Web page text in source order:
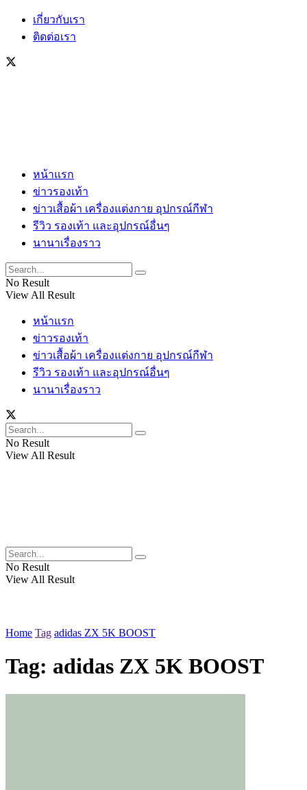
เกี่ยวกับเรา
ติดต่อเรา
หน้าแรก
ข่าวรองเท้า
ข่าวเสื้อผ้า เครื่องแต่งกาย อุปกรณ์กีฬา
รีวิว รองเท้า และอุปกรณ์อื่นๆ
นานาเรื่องราว
No Result
View All Result
หน้าแรก
ข่าวรองเท้า
ข่าวเสื้อผ้า เครื่องแต่งกาย อุปกรณ์กีฬา
รีวิว รองเท้า และอุปกรณ์อื่นๆ
นานาเรื่องราว
No Result
View All Result
No Result
View All Result
Home Tag adidas ZX 5K BOOST
Tag: adidas ZX 5K BOOST